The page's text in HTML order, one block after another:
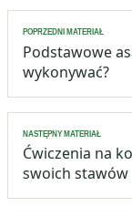
Nawigacja
wpisu
POPRZEDNI MATERIAŁ
Podstawowe
wykonywać?
NASTĘPNY MATERIAŁ
Ćwiczenia na
swoich stawów